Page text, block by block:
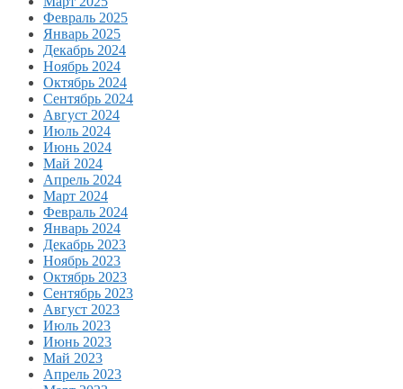
Февраль 2025
Январь 2025
Декабрь 2024
Ноябрь 2024
Октябрь 2024
Сентябрь 2024
Август 2024
Июль 2024
Июнь 2024
Май 2024
Апрель 2024
Март 2024
Февраль 2024
Январь 2024
Декабрь 2023
Ноябрь 2023
Октябрь 2023
Сентябрь 2023
Август 2023
Июль 2023
Июнь 2023
Май 2023
Апрель 2023